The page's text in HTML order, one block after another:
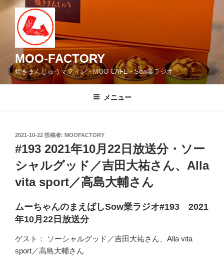
MOO-FACTORY
焼きまんじゅうマフィン・MOO CAFE・Sow業ラジオ
メニュー
投
稿
日:
2021-10-22 投稿者: MOOFACTORY
#193 2021年10月22日放送分・ソー
シャルグッド／吉田大祐さん、Alla
vita sport／高島大輔さん
ムーちゃんのまえばしSow業ラジオ#193 2021
年10月22日放送分
ゲスト： ソーシャルグッド／吉田大祐さん、Alla vita
sport／高島大輔さん